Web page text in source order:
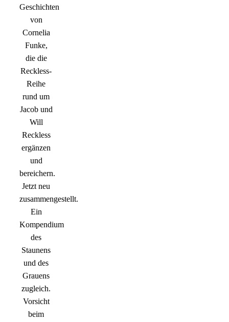
Geschichten
von
Cornelia
Funke,
die die
Reckless-
Reihe
rund um
Jacob und
Will
Reckless
ergänzen
und
bereichern.
Jetzt neu
zusammengestellt.
Ein
Kompendium
des
Staunens
und des
Grauens
zugleich.
Vorsicht
beim